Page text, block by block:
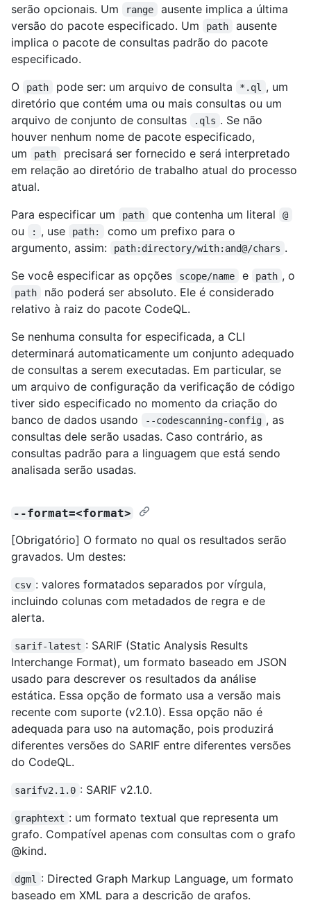
serão opcionais. Um range
ausente implica a última
versão do pacote especificado. Um
path
ausente
implica o pacote de consultas padrão do pacote
especificado.
O
path pode ser: um arquivo de consulta *.ql
, um
diretório que contém uma ou mais consultas ou um
arquivo de conjunto de consultas
.qls . Se não
houver nenhum nome de pacote especificado,
um
path
precisará ser fornecido e será interpretado
em relação ao diretório de trabalho atual do processo
atual.
Para especificar um
path que contenha um literal @
ou : , use path:
como um prefixo para o
argumento, assim:
path:directory/with:and@/chars .
Se você especificar as opções
scope/name e path , o
path
não poderá ser absoluto. Ele é considerado
relativo à raiz do pacote CodeQL.
Se nenhuma consulta for especificada, a CLI
determinará automaticamente um conjunto adequado
de consultas a serem executadas. Em particular, se
um arquivo de configuração da verificação de código
tiver sido especificado no momento da criação do
banco de dados usando
--codescanning-config , as
consultas dele serão usadas. Caso contrário, as
consultas padrão para a linguagem que está sendo
analisada serão usadas.
--format=<format>
[Obrigatório] O formato no qual os resultados serão
gravados. Um destes:
csv : valores formatados separados por vírgula,
incluindo colunas com metadados de regra e de
alerta.
sarif-latest : SARIF (Static Analysis Results
Interchange Format), um formato baseado em JSON
usado para descrever os resultados da análise
estática. Essa opção de formato usa a versão mais
recente com suporte (v2.1.0). Essa opção não é
adequada para uso na automação, pois produzirá
diferentes versões do SARIF entre diferentes versões
do CodeQL.
sarifv2.1.0 : SARIF v2.1.0.
graphtext : um formato textual que representa um
grafo. Compatível apenas com consultas com o grafo
@kind.
dgml
: Directed Graph Markup Language, um formato
baseado em XML para a descrição de grafos.